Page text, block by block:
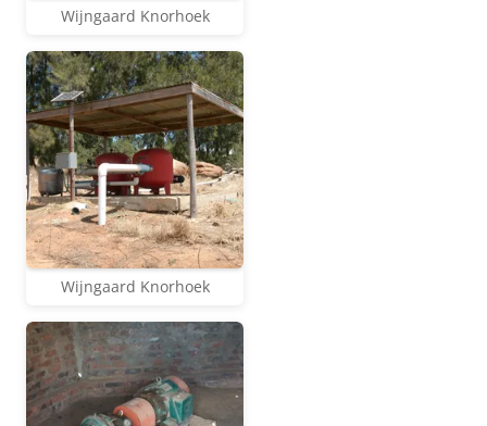
Wijngaard Knorhoek
Wijngaard Knorhoek